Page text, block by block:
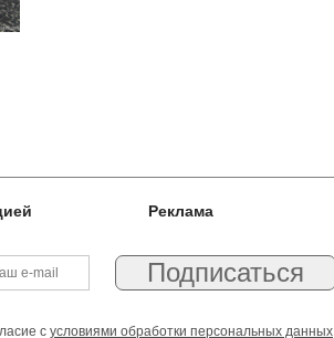
Реклама
с условиями обработки персональных данных